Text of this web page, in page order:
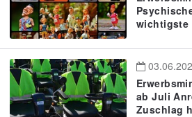
wichtigste
ab Juli
Zuschlag